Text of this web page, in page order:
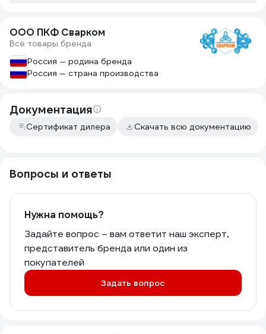
ООО ПКФ Сварком
Все товары бренда
Россия — родина бренда
Россия — страна производства
Документация
Сертификат дилера Скачать всю документацию
Вопросы и ответы
Нужна помощь?
Задайте вопрос – вам ответит наш эксперт,
представитель бренда или один из
покупателей
Задать вопрос